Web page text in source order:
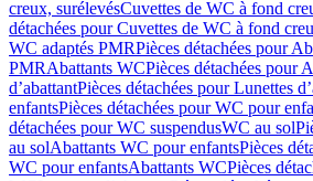
creux, surélevésCuvettes de WC à fond
détachées pour Cuvettes de WC à fond
WC adaptés PMRPièces détachées pour
PMRAbattants WCPièces détachées pour
d’abattantPièces détachées pour Lunettes
enfantsPièces détachées pour WC pour
détachées pour WC suspendusWC au sol
au solAbattants WC pour enfantsPièces
WC pour enfantsAbattants WCPièces